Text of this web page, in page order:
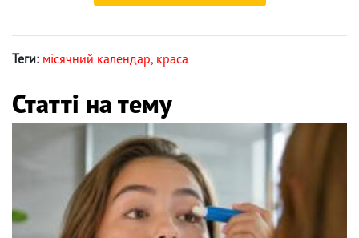
Теги: місячний календар, краса
Статті на тему